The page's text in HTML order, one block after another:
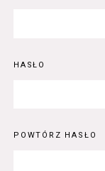
HASŁO
POWTÓRZ HASŁO